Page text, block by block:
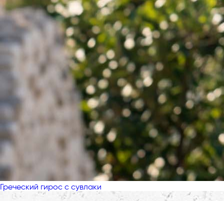
Греческий гирос с сувлаки